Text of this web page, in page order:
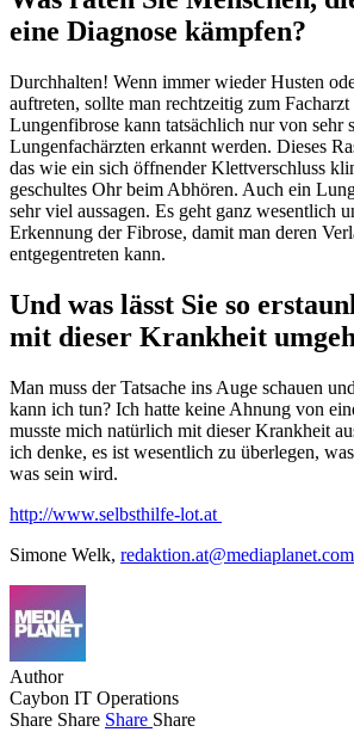
eine Diagnose kämpfen?
Durchhalten! Wenn immer wieder Husten
auftreten, sollte man rechtzeitig zum
Lungenfibrose kann tatsächlich nur von sehr
Lungenfachärzten erkannt werden. Dieses
das wie ein sich öffnender Klettverschluss
geschultes Ohr beim Abhören. Auch ein
sehr viel aussagen. Es geht ganz wesentlich
Erkennung der Fibrose, damit man deren
entgegentreten kann.
Und was lässt Sie so
mit dieser Krankheit
Man muss der Tatsache ins Auge schauen
kann ich tun? Ich hatte keine Ahnung von
musste mich natürlich mit dieser Krankheit
ich denke, es ist wesentlich zu überlegen,
was sein wird.
http://www.selbsthilfe-lot.at
Simone Welk, redaktion.at@mediaplanet.com
Author
Caybon IT Operations
Share Share Share Share